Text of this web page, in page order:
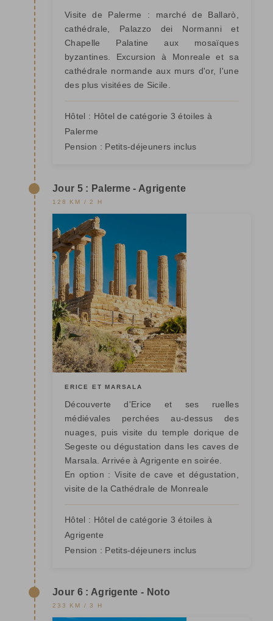
Visite de Palerme : marché de Ballarò,
cathédrale, Palazzo dei Normanni et
Chapelle Palatine aux mosaïques
byzantines. Excursion à Monreale et sa
cathédrale normande aux murs d'or, l'une
des plus visitées de Sicile.
Hôtel : Hôtel de catégorie 3 étoiles à
Palerme
Pension : Petits-déjeuners inclus
Jour 5 : Palerme - Agrigente
128 KM / 2 H
ERICE ET MARSALA
Découverte d'Erice et ses ruelles
médiévales perchées au-dessus des
nuages, puis visite du temple dorique de
Segeste ou dégustation dans les caves de
Marsala. Arrivée à Agrigente en soirée.
En option :Visite de cave et dégustation,
visite de la Cathédrale de Monreale
Hôtel : Hôtel de catégorie 3 étoiles à
Agrigente
Pension : Petits-déjeuners inclus
Jour 6 : Agrigente - Noto
233 KM / 3 H